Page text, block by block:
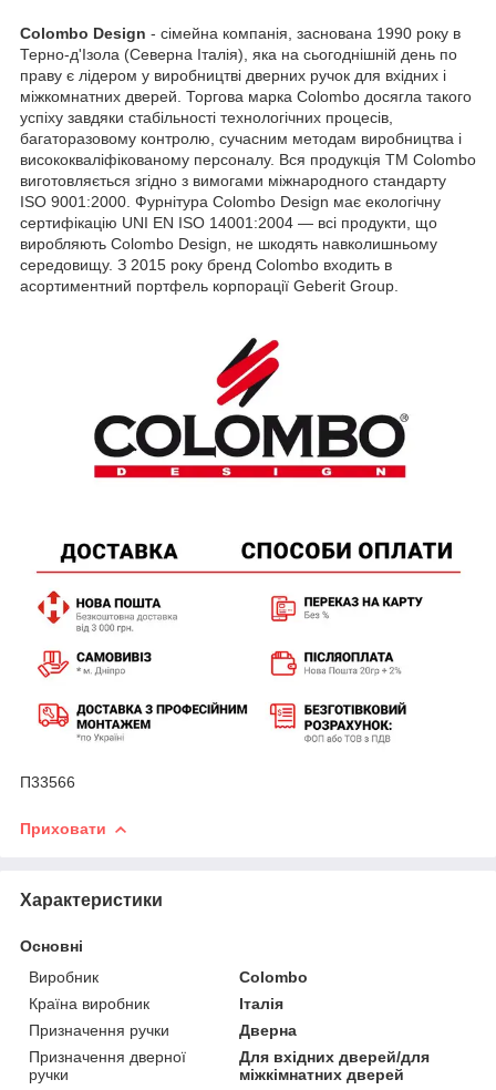
Colombo Design - сімейна компанія, заснована 1990 року в
Терно-д'Ізола (Северна Італія), яка на сьогоднішній день по
праву є лідером у виробництві дверних ручок для вхідних і
міжкомнатних дверей. Торгова марка Colombo досягла такого
успіху завдяки стабільності технологічних процесів,
багаторазовому контролю, сучасним методам виробництва і
висококваліфікованому персоналу. Вся продукція ТМ Colombo
виготовляється згідно з вимогами міжнародного стандарту
ISO 9001:2000. Фурнітура Colombo Design має екологічну
сертифікацію UNI EN ISO 14001:2004 — всі продукти, що
виробляють Colombo Design, не шкодять навколишньому
середовищу. З 2015 року бренд Colombo входить в
асортиментний портфель корпорації Geberit Group.
П33566
Приховати
Характеристики
Основні
Виробник
Colombo
Країна виробник
Італія
Призначення ручки
Дверна
Призначення дверної
ручки
Для вхідних дверей/для
міжкімнатних дверей